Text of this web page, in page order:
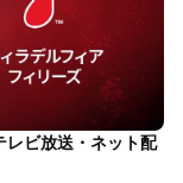
レビ放送・ネット配